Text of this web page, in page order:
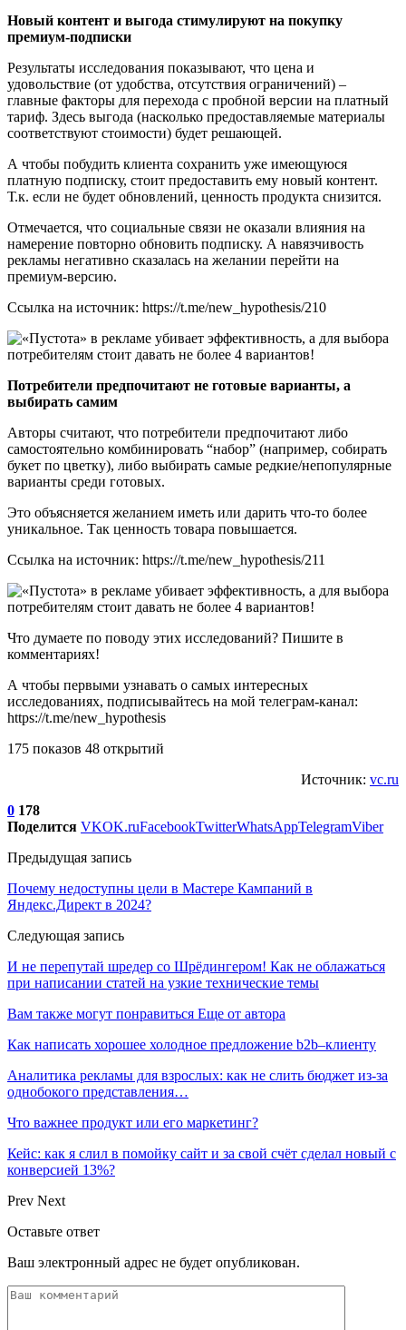
Новый контент и выгода стимулируют на покупку
премиум-подписки
Результаты исследования показывают, что цена и
удовольствие (от удобства, отсутствия ограничений) –
главные факторы для перехода с пробной версии на платный
тариф. Здесь выгода (насколько предоставляемые материалы
соответствуют стоимости) будет решающей.
А чтобы побудить клиента сохранить уже имеющуюся
платную подписку, стоит предоставить ему новый контент.
Т.к. если не будет обновлений, ценность продукта снизится.
Отмечается, что социальные связи не оказали влияния на
намерение повторно обновить подписку. А навязчивость
рекламы негативно сказалась на желании перейти на
премиум-версию.
Ссылка на источник: https://t.me/new_hypothesis/210
Потребители предпочитают не готовые варианты, а
выбирать самим
Авторы считают, что потребители предпочитают либо
самостоятельно комбинировать “набор” (например, собирать
букет по цветку), либо выбирать самые редкие/непопулярные
варианты среди готовых.
Это объясняется желанием иметь или дарить что-то более
уникальное. Так ценность товара повышается.
Ссылка на источник: https://t.me/new_hypothesis/211
Что думаете по поводу этих исследований? Пишите в
комментариях!
А чтобы первыми узнавать о самых интересных
исследованиях, подписывайтесь на мой телеграм-канал:
https://t.me/new_hypothesis
175 показов 48 открытий
Источник: vc.ru
0 178
Поделится VKOK.ruFacebookTwitterWhatsAppTelegramViber
Предыдущая запись
Почему недоступны цели в Мастере Кампаний в
Яндекс.Директ в 2024?
Следующая запись
И не перепутай шредер со Шрёдингером! Как не облажаться
при написании статей на узкие технические темы
Вам также могут понравиться Еще от автора
Как написать хорошее холодное предложение b2b–клиенту
Аналитика рекламы для взрослых: как не слить бюджет из-за
однобокого представления…
Что важнее продукт или его маркетинг?
Кейс: как я слил в помойку сайт и за свой счёт сделал новый с
конверсией 13%?
Prev Next
Оставьте ответ
Ваш электронный адрес не будет опубликован.